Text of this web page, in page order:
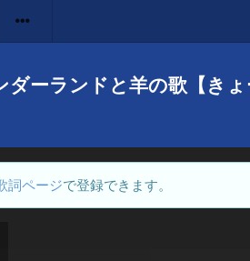
ダーランドと羊の歌【きょ
詞ページで登録できます。